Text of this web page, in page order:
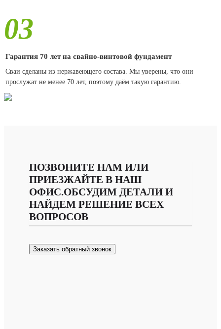
03
Гарантия 70 лет на свайно-винтовой фундамент
Сваи сделаны из нержавеющего состава. Мы уверены, что они
прослужат не менее 70 лет, поэтому даём такую гарантию.
ПОЗВОНИТЕ НАМ ИЛИ
ПРИЕЗЖАЙТЕ В НАШ
ОФИС.ОБСУДИМ ДЕТАЛИ И
НАЙДЕМ РЕШЕНИЕ ВСЕХ
ВОПРОСОВ
Заказать обратный звонок